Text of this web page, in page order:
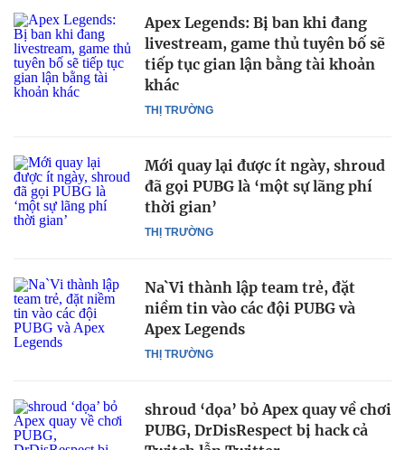
THỊ TRƯỜNG
Apex Legends: Bị ban khi đang
livestream, game thủ tuyên bố sẽ
tiếp tục gian lận bằng tài khoản
khác
THỊ TRƯỜNG
Mới quay lại được ít ngày, shroud
đã gọi PUBG là ‘một sự lãng phí
thời gian’
THỊ TRƯỜNG
Na`Vi thành lập team trẻ, đặt
niềm tin vào các đội PUBG và
Apex Legends
shroud ‘dọa’ bỏ Apex quay về chơi
PUBG, DrDisRespect bị hack cả